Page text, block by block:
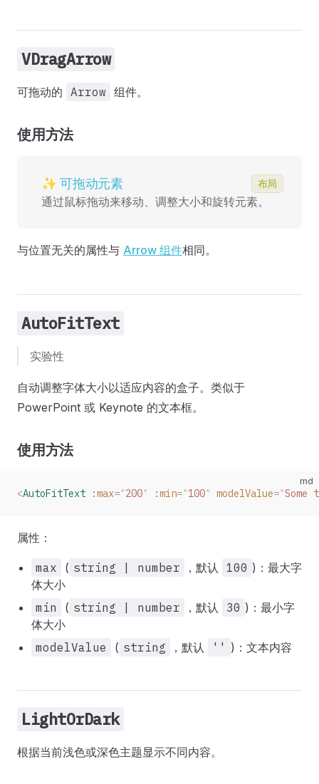
VDragArrow
可拖动的 Arrow 组件。
使用方法
✨ 可拖动元素 布局
通过鼠标拖动来移动、调整大小和旋转元素。
与位置无关的属性与 Arrow 组件相同。
AutoFitText
实验性
自动调整字体大小以适应内容的盒子。类似于
PowerPoint 或 Keynote 的文本框。
使用方法
md
<AutoFitText :max="200" :min="100" modelValue="Some
属性：
max ( string | number ，默认 100 )：最大字
体大小
min
( string | number ，默认 30 )：最小字
体大小
modelValue
( string ，默认 '' )：文本内容
LightOrDark
根据当前浅色或深色主题显示不同内容。